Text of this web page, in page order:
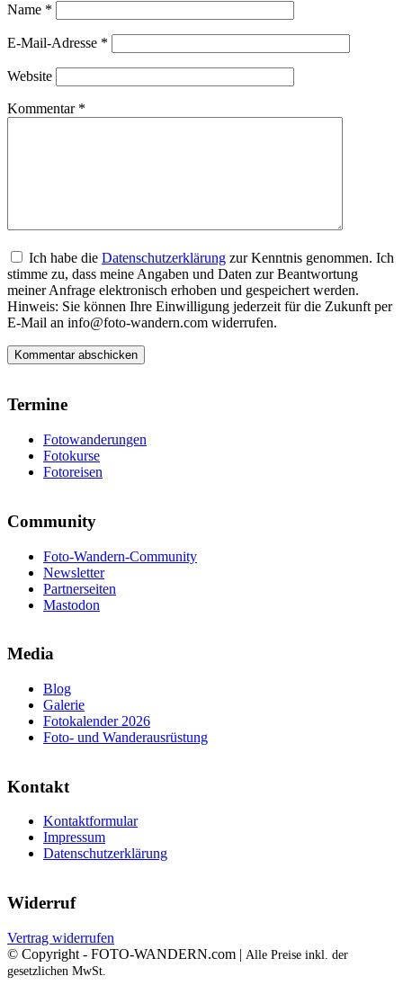
Name *
E-Mail-Adresse *
Website
Kommentar *
Ich habe die Datenschutzerklärung zur Kenntnis genommen. Ich
stimme zu, dass meine Angaben und Daten zur Beantwortung
meiner Anfrage elektronisch erhoben und gespeichert werden.
Hinweis: Sie können Ihre Einwilligung jederzeit für die Zukunft per
E-Mail an info@foto-wandern.com widerrufen.
Termine
Fotowanderungen
Fotokurse
Fotoreisen
Community
Foto-Wandern-Community
Newsletter
Partnerseiten
Mastodon
Media
Blog
Galerie
Fotokalender 2026
Foto- und Wanderausrüstung
Kontakt
Kontaktformular
Impressum
Datenschutzerklärung
Widerruf
Vertrag widerrufen
© Copyright - FOTO-WANDERN.com | Alle Preise inkl. der
gesetzlichen MwSt.